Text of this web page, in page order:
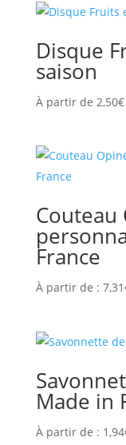
Disque
saison
À partir de 2,50€
Couteau
France
À partir de : 7,31
Made in
À partir de : 1,94